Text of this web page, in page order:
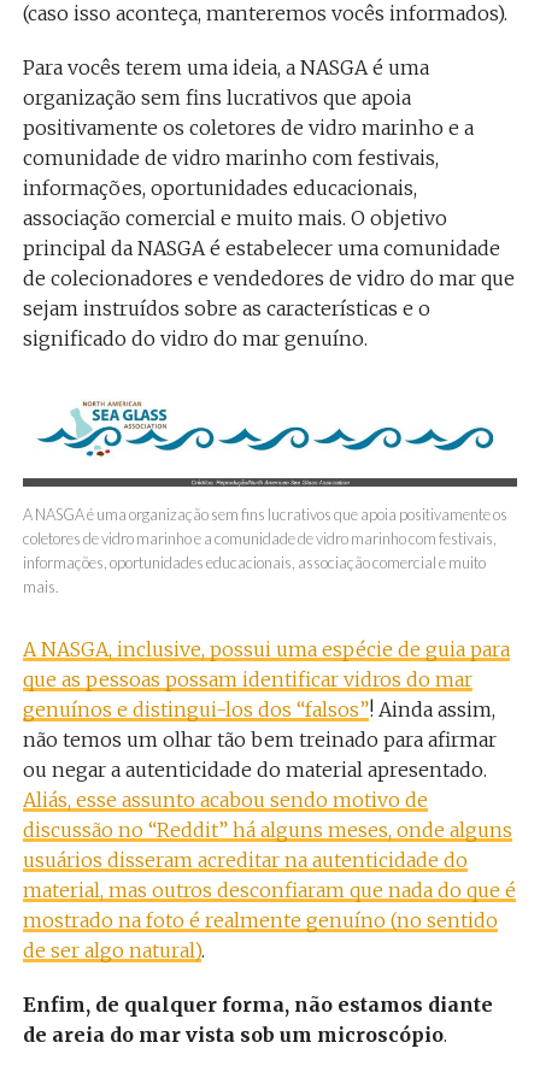
(caso isso aconteça, manteremos vocês informados).
Para vocês terem uma ideia, a NASGA é uma
organização sem fins lucrativos que apoia
positivamente os coletores de vidro marinho e a
comunidade de vidro marinho com festivais,
informações, oportunidades educacionais,
associação comercial e muito mais. O objetivo
principal da NASGA é estabelecer uma comunidade
de colecionadores e vendedores de vidro do mar que
sejam instruídos sobre as características e o
significado do vidro do mar genuíno.
A NASGA é uma organização sem fins lucrativos que apoia positivamente os
coletores de vidro marinho e a comunidade de vidro marinho com festivais,
informações, oportunidades educacionais, associação comercial e muito
mais.
A NASGA, inclusive, possui uma espécie de guia para
que as pessoas possam identificar vidros do mar
genuínos e distingui-los dos “falsos”! Ainda assim,
não temos um olhar tão bem treinado para afirmar
ou negar a autenticidade do material apresentado.
Aliás, esse assunto acabou sendo motivo de
discussão no “Reddit” há alguns meses, onde alguns
usuários disseram acreditar na autenticidade do
material, mas outros desconfiaram que nada do que é
mostrado na foto é realmente genuíno (no sentido
de ser algo natural).
Enfim, de qualquer forma, não estamos diante
de areia do mar vista sob um microscópio.